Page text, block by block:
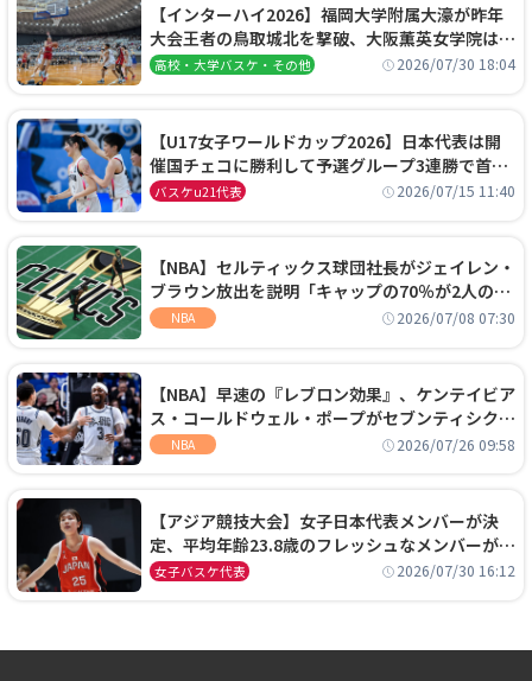
【インターハイ2026】福岡大学附属大濠が昨年
大会王者の鳥取城北を撃破、大阪薫英女学院は岐
阜女子に完勝、大会3日目試合結果
高校・大学バスケ・その他 2026/07/30 18:04
【U17女子ワールドカップ2026】日本代表は開
催国チェコに勝利して予選グループ3連勝で首位
通過！準々決勝の相手はエジプトに決定
バスケu21代表 2026/07/15 11:40
【NBA】セルティックス球団社長がジェイレン・
ブラウン放出を説明「キャップの70％が2人の選
手に集中するチームでは勝てない」
NBA 2026/07/08 07:30
【NBA】早速の『レブロン効果』、ケンテイビア
ス・コールドウェル・ポープがセブンティシクサ
ーズに1年契約で加入
NBA 2026/07/26 09:58
【アジア競技大会】女子日本代表メンバーが決
定、平均年齢23.8歳のフレッシュなメンバーが日
本開催の大舞台で頂点を狙う
女子バスケ代表 2026/07/30 16:12